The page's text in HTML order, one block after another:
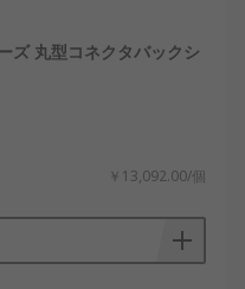
丸型コネクタバックシ
￥13,092.00/個